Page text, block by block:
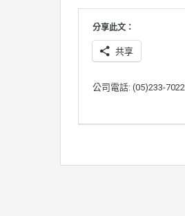
分享此文：
共享
公司電話: (05)233-7022